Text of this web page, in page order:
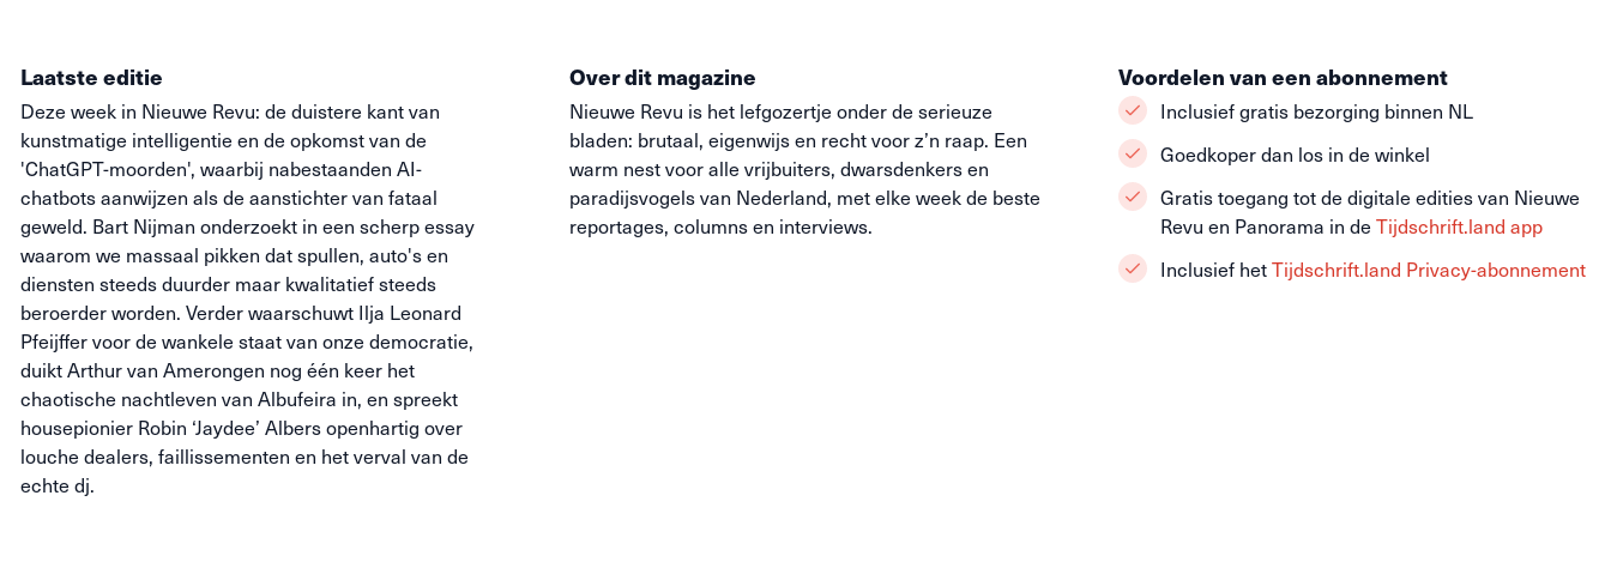
Laatste editie
Deze week in Nieuwe Revu: de duistere kant van
kunstmatige intelligentie en de opkomst van de
'ChatGPT-moorden', waarbij nabestaanden AI-
chatbots aanwijzen als de aanstichter van fataal
geweld. Bart Nijman onderzoekt in een scherp essay
waarom we massaal pikken dat spullen, auto's en
diensten steeds duurder maar kwalitatief steeds
beroerder worden. Verder waarschuwt Ilja Leonard
Pfeijffer voor de wankele staat van onze democratie,
duikt Arthur van Amerongen nog één keer het
chaotische nachtleven van Albufeira in, en spreekt
housepionier Robin ‘Jaydee’ Albers openhartig over
louche dealers, faillissementen en het verval van de
echte dj.
Over dit magazine
Nieuwe Revu is het lefgozertje onder de serieuze
bladen: brutaal, eigenwijs en recht voor z’n raap. Een
warm nest voor alle vrijbuiters, dwarsdenkers en
paradijsvogels van Nederland, met elke week de beste
reportages, columns en interviews.
Voordelen van een abonnement
Inclusief gratis bezorging binnen NL
Goedkoper dan los in de winkel
Gratis toegang tot de digitale edities van Nieuwe
Revu en Panorama in de Tijdschrift.land app
Inclusief hetTijdschrift.land Privacy-abonnement